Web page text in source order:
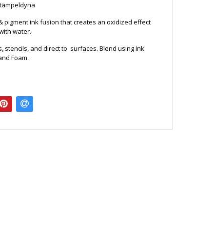
pigment ink fusion that creates an oxidized effect
water.
stencils, and direct to surfaces. Blend using Ink
Foam.